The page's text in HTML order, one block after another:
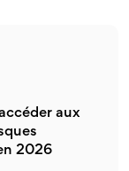
aux
2026